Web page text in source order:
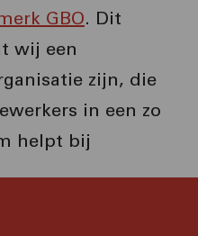
GBO. Dit
wij een
zijn, die
in een zo
helpt bij